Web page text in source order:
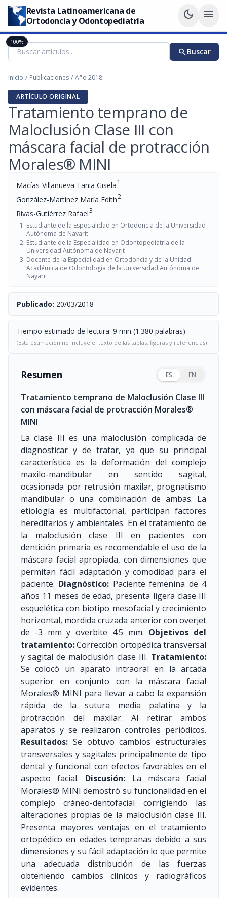
Revista Latinoamericana de
Ortodoncia y Odontopediatría
dark_mode menu
searchBuscar
Inicio / Publicaciones / Año 2018
ARTÍCULO ORIGINAL
Tratamiento temprano de
Maloclusión Clase III con
máscara facial de protracción
Morales® MINI
Macías-Villanueva Tania Gisela1
González-Martínez María Edith2
Rivas-Gutiérrez Rafael3
Estudiante de la Especialidad en Ortodoncia de la Universidad
Autónoma de Nayarit
Estudiante de la Especialidad en Odontopediatría de la
Universidad Autónoma de Nayarit
Docente de la Especialidad en Ortodoncia y de la Unidad
Académica de Odontología de la Universidad Autónoma de
Nayarit
Publicado: 20/03/2018
Tiempo estimado de lectura: 9 min (1.380 palabras)
(Esta estimación no incluye el texto de las tablas, figuras y referencias)
Resumen ES EN
Tratamiento temprano de Maloclusión Clase III
con máscara facial de protracción Morales®
MINI
La clase III es una maloclusión complicada de
diagnosticar y de tratar, ya que su principal
característica es la deformación del complejo
maxilo-mandibular en sentido sagital,
ocasionada por retrusión maxilar, prognatismo
mandibular o una combinación de ambas. La
etiología es multifactorial, participan factores
hereditarios y ambientales. En el tratamiento de
la maloclusión clase III en pacientes con
dentición primaria es recomendable el uso de la
máscara facial apropiada, con dimensiones que
permitan fácil adaptación y comodidad para el
paciente. Diagnóstico: Paciente femenina de 4
años 11 meses de edad, presenta ligera clase III
esquelética con biotipo mesofacial y crecimiento
horizontal, mordida cruzada anterior con overjet
de -3 mm y overbite 4.5 mm. Objetivos del
tratamiento:Corrección ortopédica transversal
y sagital de maloclusión clase III. Tratamiento:
Se colocó un aparato intraoral en la arcada
superior en conjunto con la máscara facial
Morales® MINI para llevar a cabo la expansión
rápida de la sutura media palatina y la
protracción del maxilar. Al retirar ambos
aparatos y se realizaron controles periódicos.
Resultados: Se obtuvo cambios estructurales
transversales y sagitales principalmente de tipo
dental y funcional con efectos favorables en el
aspecto facial. Discusión: La máscara facial
Morales® MINI demostró su funcionalidad en el
complejo cráneo-dentofacial corrigiendo las
alteraciones propias de la maloclusión clase III.
Presenta mayores ventajas en el tratamiento
ortopédico en edades tempranas debido a sus
dimensiones y su fácil adaptación lo que permite
una adecuada distribución de las fuerzas
obteniendo cambios clínicos y radiográficos
evidentes.
100%